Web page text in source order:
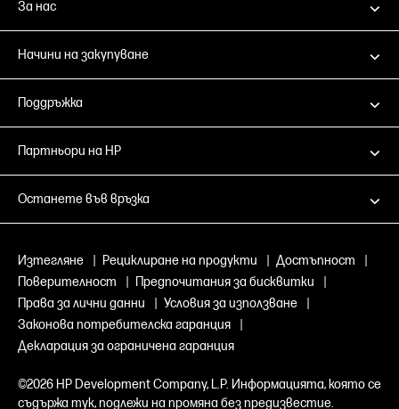
За нас
Начини на закупуване
Поддръжка
Партньори на HP
Останете във връзка
Изтегляне Рециклиране на продукти Достъпност
Поверителност
Предпочитания за бисквитки
Права за лични данни
Условия за използване
Законова потребителска гаранция
Декларация за ограничена гаранция
©2026 HP Development Company, L.P. Информацията, която се
съдържа тук, подлежи на промяна без предизвестие.